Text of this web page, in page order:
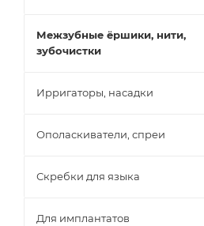
Межзубные ёршики, нити,
зубочистки
Ирригаторы, насадки
Ополаскиватели, спреи
Скребки для языка
Для имплантатов